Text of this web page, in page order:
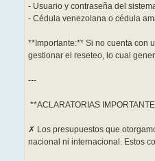
- Usuario y contraseña del
- Cédula venezolana o cédula
**Importante:** Si no cuenta con
gestionar el reseteo, lo cual
---
**ACLARATORIAS
✗ Los presupuestos que
nacional ni internacional. Estos